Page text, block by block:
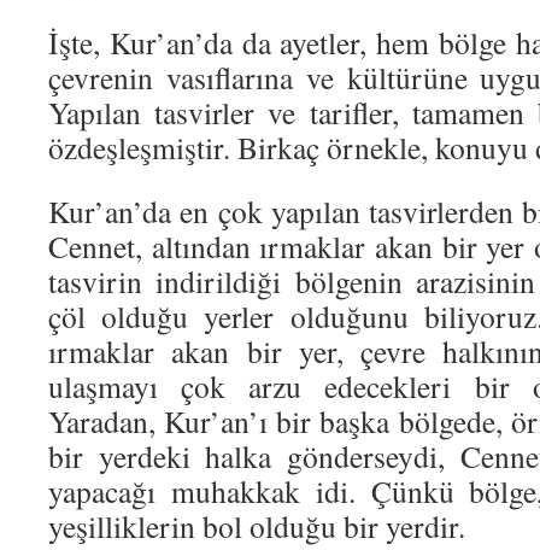
İşte, Kur’an’da da ayetler, hem bölge
çevrenin vasıflarına ve kültürüne
Yapılan tasvirler ve tarifler,
özdeşleşmiştir. Birkaç örnekle, konuyu
Kur’an’da en çok yapılan
Cennet, altından ırmaklar akan bir yer
tasvirin indirildiği bölgenin
çöl olduğu yerler olduğunu biliyoruz.
ırmaklar akan bir yer, çevre
ulaşmayı çok arzu edecekleri bir
Yaradan, Kur’an’ı bir başka bölgede,
bir yerdeki halka gönderseydi,
yapacağı muhakkak idi. Çünkü
yeşilliklerin bol olduğu bir yerdir.